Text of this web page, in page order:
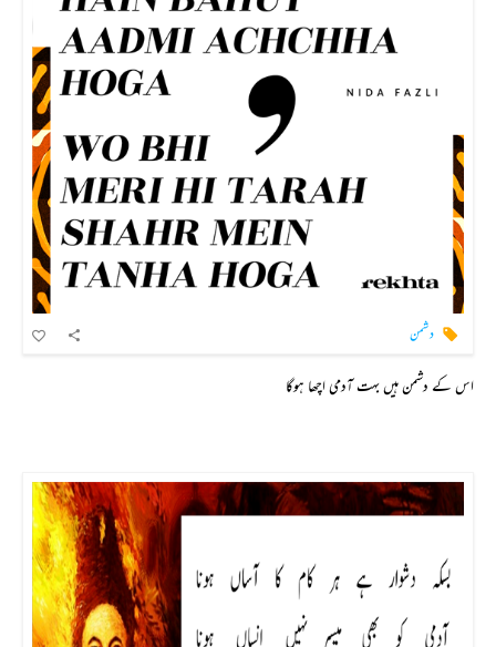
دشمن
اس کے دشمن ہیں بہت آدمی اچھا ہوگا